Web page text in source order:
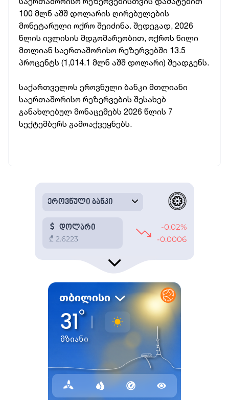
100 მლნ აშშ დოლარის ღირებულების
მონეტარული ოქრო შეიძინა. შედეგად, 2026
წლის ივლისის მდგომარეობით, ოქროს წილი
მთლიან საერთაშორისო რეზერვებში 13.5
პროცენტს (1,014.1 მლნ აშშ დოლარი) შეადგენს.
საქართველოს ეროვნული ბანკი მთლიანი
საერთაშორისო რეზერვების შესახებ
განახლებულ მონაცემებს 2026 წლის 7
სექტემბერს გამოაქვეყნებს.